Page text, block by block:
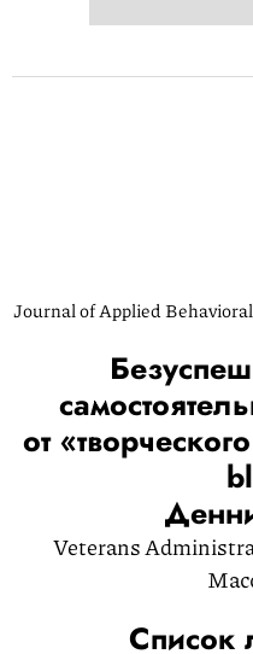
Journal of Applied
от
Veterans
Список